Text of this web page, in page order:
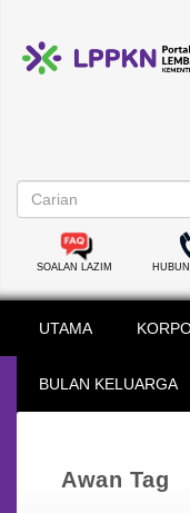
SOALAN LAZIM
UTAMA
BULAN KELUARGA
Awan Tag